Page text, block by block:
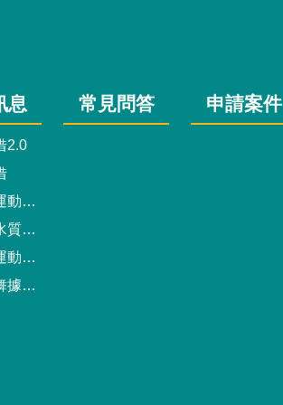
息
2.0
心
報告
系統
地圖
常見問答 申請案件